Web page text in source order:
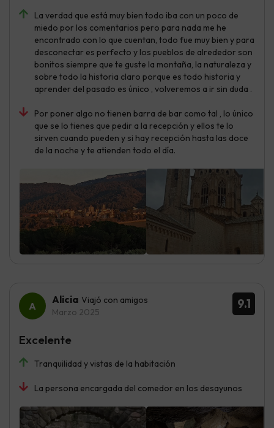
La verdad que está muy bien todo iba con un poco de
miedo por los comentarios pero para nada me he
encontrado con lo que cuentan, todo fue muy bien y para
desconectar es perfecto y los pueblos de alrededor son
bonitos siempre que te guste la montaña, la naturaleza y
sobre todo la historia claro porque es todo historia y
aprender del pasado es único , volveremos a ir sin duda .
Por poner algo no tienen barra de bar como tal , lo único
que se lo tienes que pedir a la recepción y ellos te lo
sirven cuando pueden y si hay recepción hasta las doce
de la noche y te atienden todo el día.
9.1
Alicia Viajó con amigos
Marzo 2025
Tranquilidad y vistas de la habitación
La persona encargada del comedor en los desayunos
Excelente